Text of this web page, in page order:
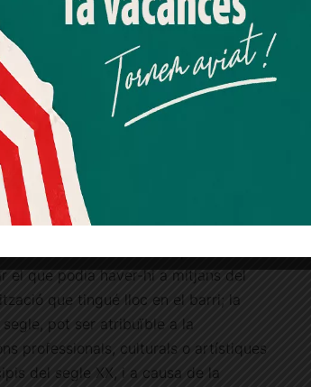
en el bon temps, i serveix també de
un espai de serveis i un soterrani
les dues sales a què ens hem
però ens hem de conformar amb
de la transformació del barri des de
i Josep M. Huertas
Catalana i Ajuntament de Barcelona,
de Cassoles, resum gràfic1875-1975,
de l’obra fabril en les plantes
el que podia haver-hi a mitjans del
que tingué lloc en el barri; la
pot ser atribuïble a la
professionals, culturals o artístiques
del segle XX, i a causa de la
Més informació Acceptar Rebutjar tot
crea un compte al Diari el Jardí, dona el seu
consentiment explícit per rebre comunicacions
informatives relacionades amb el servei. Aquest
pot ser revocat en qualsevol moment
l’enllaç de baixa present a tots els correus.